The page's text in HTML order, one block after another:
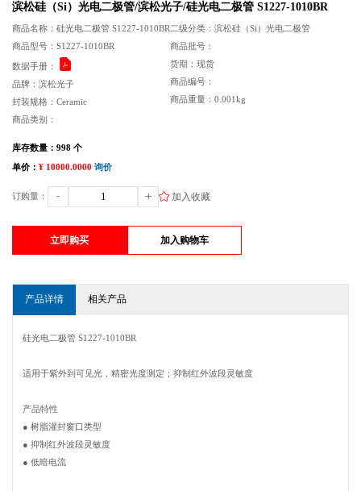
滨松硅（Si）光电二极管/滨松光子/硅光电二极管 S1227-1010BR
商品名称：硅光电二极管 S1227-1010BR
商品型号：S1227-1010BR
数据手册：
品牌：滨松光子
封装规格：Ceramic
商品类别：
二级分类：滨松硅（Si）光电二极管
商品批号：
货期：现货
商品编号：
商品重量：0.001kg
库存数量：998 个
单价： ¥ 10000.0000 询价
订购量： 加入收藏
立即购买 加入购物车
产品详情 相关产品
硅光电二极管 S1227-1010BR
适用于紫外到可见光，精密光度测定；抑制红外波段灵敏度
产品特性
● 树脂灌封窗口类型
● 抑制红外波段灵敏度
● 低暗电流